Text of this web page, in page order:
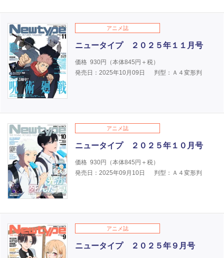
アニメ誌
ニュータイプ ２０２５年１１月号
価格 930円（本体845円＋税）
発売日：2025年10月09日
判型：Ａ４変形判
アニメ誌
ニュータイプ ２０２５年１０月号
価格 930円（本体845円＋税）
発売日：2025年09月10日
判型：Ａ４変形判
アニメ誌
ニュータイプ ２０２５年９月号